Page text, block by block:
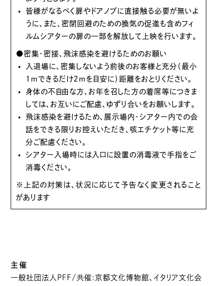
皆様がなるべく扉やドアノブに直接触る必要が無いよ
うに、また、密閉回避のための換気の促進も含めフィ
ルムシアターの扉の一部を解放して上映を行います。
●密集・密接、飛沫感染を避けるためのお願い
入退場に、密集しないよう前後のお客様と充分（最小
１ｍできるだけ２ｍを目安に）距離をおとりください。
身体の不自由な方、お年を召した方の着席等につきま
しては、お互いにご配慮、ゆずり合いをお願いします。
飛沫感染を避けるため、展示場内・シアター内での会
話をできる限りお控えいただき、咳エチケット等に充
分ご配慮ください。
シアター入場時には入口に設置の消毒液で手指をご
消毒ください。
※上記の対策は、状況に応じて予告なく変更されること
があります
主催
一般社団法人PFF/共催:京都文化博物館、イタリア文化会